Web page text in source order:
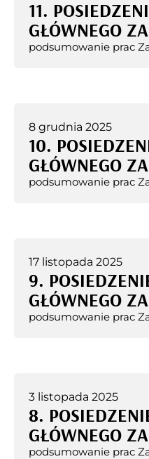
11.
GŁÓWNEGO
podsumowanie prac
8 grudnia 2025
10.
GŁÓWNEGO
podsumowanie prac
17 listopada 2025
9.
GŁÓWNEGO
podsumowanie prac
3 listopada 2025
8.
GŁÓWNEGO
podsumowanie prac